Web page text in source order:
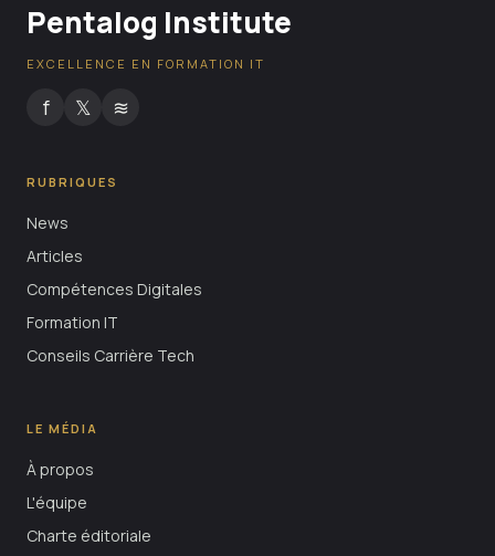
Pentalog Institute
EXCELLENCE EN FORMATION IT
f 𝕏 ≋
RUBRIQUES
News
Articles
Compétences Digitales
Formation IT
Conseils Carrière Tech
LE MÉDIA
À propos
L'équipe
Charte éditoriale